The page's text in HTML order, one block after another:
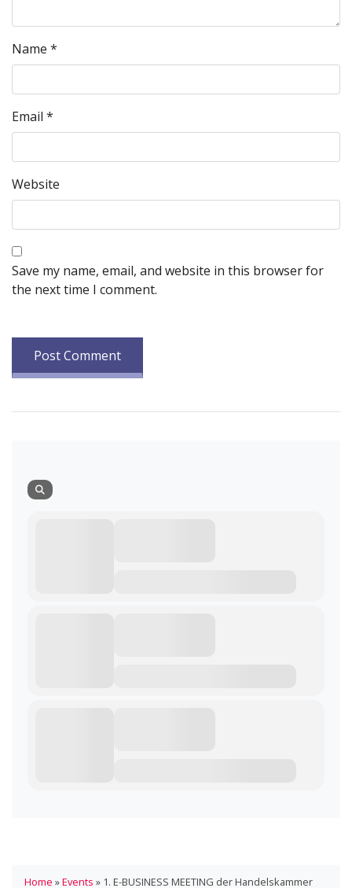
Name *
Email *
Website
Save my name, email, and website in this browser for
the next time I comment.
Home »Events » 1. E-BUSINESS MEETING der Handelskammer